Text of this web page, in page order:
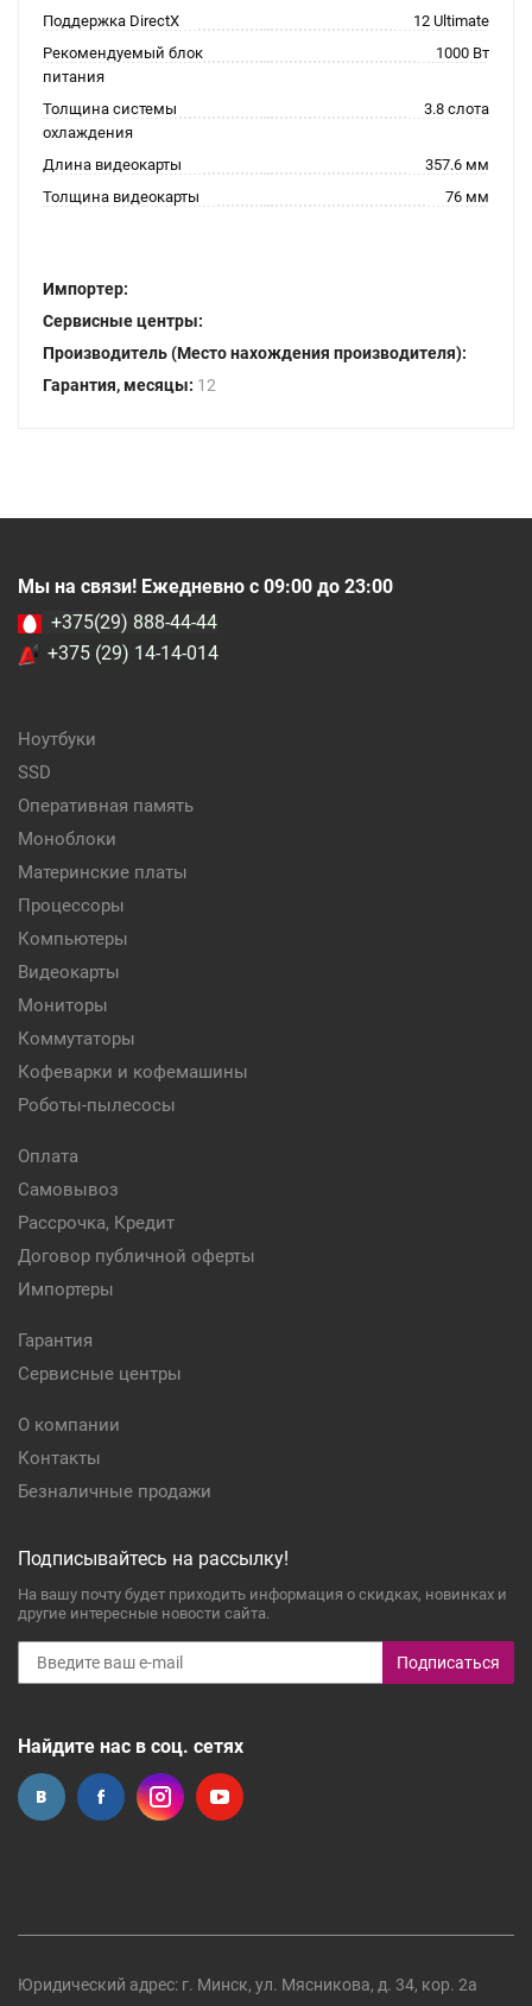
Поддержка DirectX
12 Ultimate
Рекомендуемый блок
питания
1000 Вт
Толщина системы
охлаждения
3.8 слота
Длина видеокарты
357.6 мм
Толщина видеокарты
76 мм
Импортер:
Сервисные центры:
Производитель (Место нахождения производителя):
Гарантия, месяцы: 12
Мы на связи! Ежедневно с 09:00 до 23:00
+375(29) 888-44-44
+375 (29) 14-14-014
Ноутбуки
SSD
Оперативная память
Моноблоки
Материнские платы
Процессоры
Компьютеры
Видеокарты
Мониторы
Коммутаторы
Кофеварки и кофемашины
Роботы-пылесосы
Оплата
Самовывоз
Рассрочка, Кредит
Договор публичной оферты
Импортеры
Гарантия
Сервисные центры
О компании
Контакты
Безналичные продажи
Подписывайтесь на рассылку!
На вашу почту будет приходить информация о скидках, новинках и
другие интересные новости сайта.
Подписаться
Найдите нас в соц. сетях
Юридический адрес: г. Минск, ул. Мясникова, д. 34, кор. 2а